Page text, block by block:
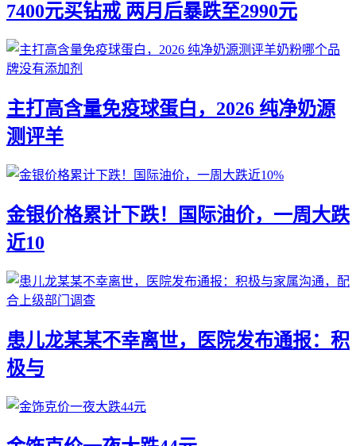
7400元买钻戒 两月后暴跌至2990元
主打高含量免疫球蛋白，2026 纯净奶源
测评羊
金银价格累计下跌！国际油价，一周大跌
近10
患儿龙某某不幸离世，医院发布通报：积
极与